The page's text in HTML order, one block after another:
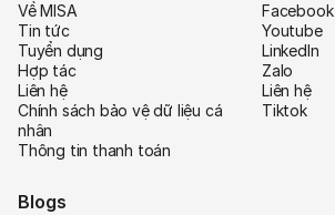
Về MISA
Tin tức
Tuyển dụng
Hợp tác
Liên hệ
Chính sách bảo vệ dữ liệu cá
nhân
Thông tin thanh toán
Facebook
Youtube
LinkedIn
Zalo
Liên hệ
Tiktok
Blogs